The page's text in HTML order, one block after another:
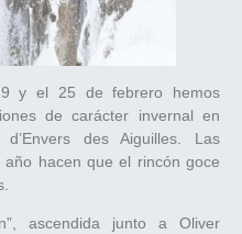
y el 25 de febrero hemos
de carácter invernal en
des Aiguilles. Las
hacen que el rincón goce
ascendida junto a Oliver